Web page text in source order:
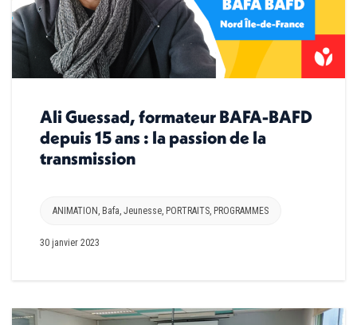
Ali Guessad, formateur BAFA-BAFD
depuis 15 ans : la passion de la
transmission
ANIMATION Bafa Jeunesse PORTRAITS PROGRAMMES
30 janvier 2023